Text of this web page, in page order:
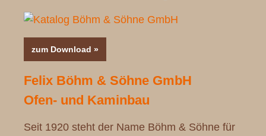
zum Download »
Felix Böhm & Söhne GmbH
Ofen- und Kaminbau
Seit 1920 steht der Name Böhm & Söhne für